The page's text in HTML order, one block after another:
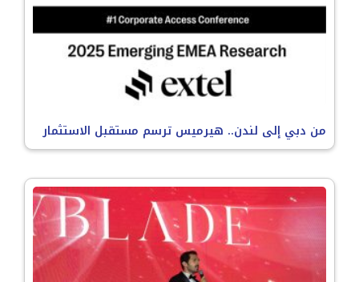
من دبي إلى لندن.. هيرميس ترسم مستقبل الاستثمار